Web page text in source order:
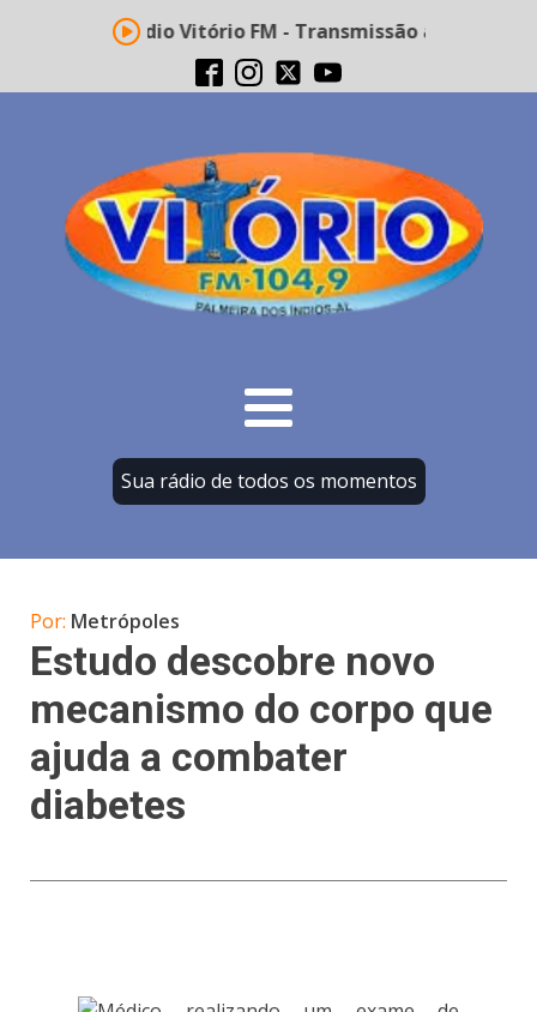
Rádio Vitório FM - Transmissão ao vivo
Sua rádio de todos os momentos
Por: Metrópoles
Estudo descobre novo
mecanismo do corpo que
ajuda a combater
diabetes